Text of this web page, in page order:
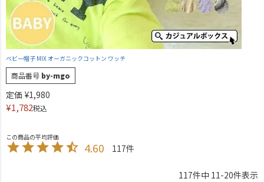
ベビー帽子 MIX オーガニックコットン ワッチ
商品番号 by-mgo
定価 ¥1,980
¥1,782税込
4.60 117
117件中 11-20件表示